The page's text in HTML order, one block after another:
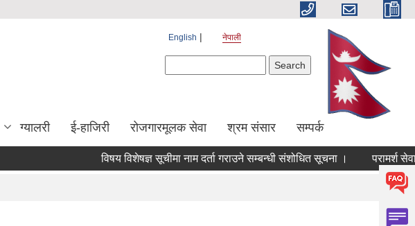
English नेपाली
ग्यालरी ई-हाजिरी रोजगारमूलक सेवा श्रम संसार सम्पर्क
विषय विशेषज्ञ सूचीमा नाम दर्ता गराउने सम्बन्धी संशोधित सूचना । परामर्श